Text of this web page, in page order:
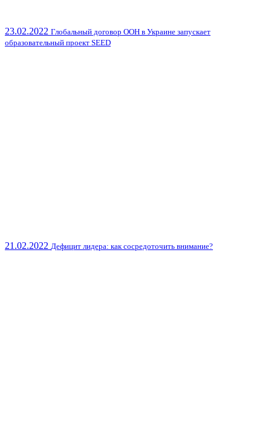
23.02.2022 Глобальный договор ООН в Украине запускает
образовательный проект SEED
21.02.2022 Дефицит лидера: как сосредоточить внимание?